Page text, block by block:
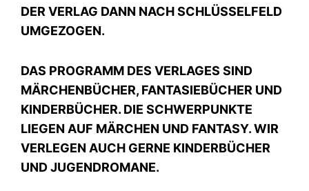
DER VERLAG DANN NACH SCHLÜSSELFELD
UMGEZOGEN.
DAS PROGRAMM DES VERLAGES SIND
MÄRCHENBÜCHER, FANTASIEBÜCHER UND
KINDERBÜCHER. DIE SCHWERPUNKTE
LIEGEN AUF MÄRCHEN UND FANTASY. WIR
VERLEGEN AUCH GERNE KINDERBÜCHER
UND JUGENDROMANE.